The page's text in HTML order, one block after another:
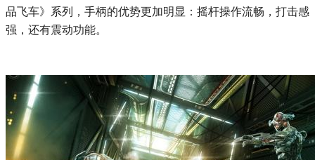
品飞车》系列，手柄的优势更加明显：摇杆操作流畅，打击感
强，还有震动功能。